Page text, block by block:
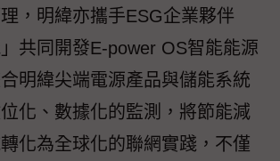
，明緯亦攜手ESG企業夥伴
」共同開發E-power OS智能能源
明緯尖端電源產品與儲能系統
化、數據化的監測，將節能減
化為全球化的聯網實踐，不僅